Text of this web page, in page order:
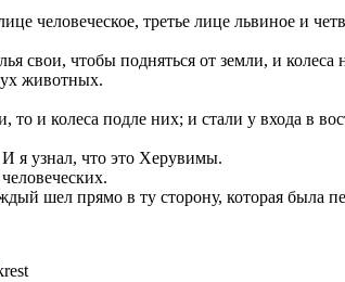
человеческое, третье лице львиное и
чтобы подняться от земли, и колеса
животных.
и колеса подле них; и стали у входа в
я узнал, что это Херувимы.
шел прямо в ту сторону, которая была